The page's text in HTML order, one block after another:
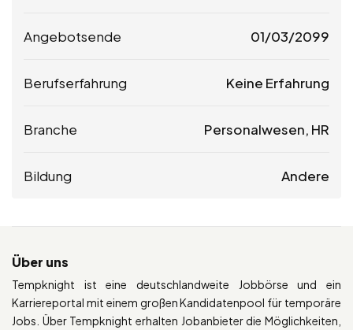
Angebotsende 01/03/2099
Berufserfahrung Keine Erfahrung
Branche Personalwesen, HR
Bildung Andere
Über uns
Tempknight ist eine deutschlandweite Jobbörse und ein
Karriereportal mit einem großen Kandidatenpool für temporäre
Jobs. Über Tempknight erhalten Jobanbieter die Möglichkeiten,